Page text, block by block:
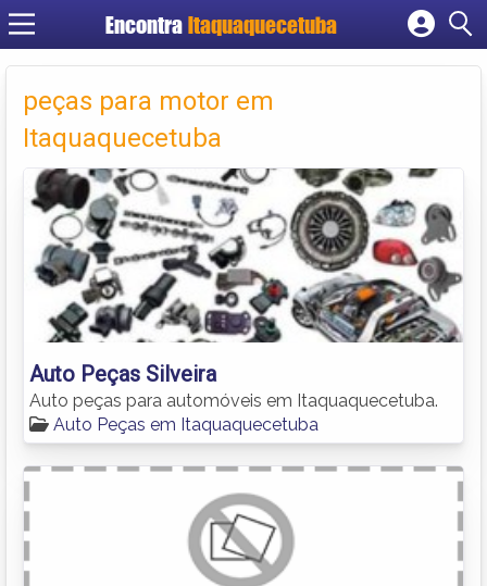
Encontra Itaquaquecetuba
Cadastrar empresa
Criar conta
peças para motor em
Itaquaquecetuba
Auto Peças Silveira
Auto peças para automóveis em Itaquaquecetuba.
Auto Peças em Itaquaquecetuba